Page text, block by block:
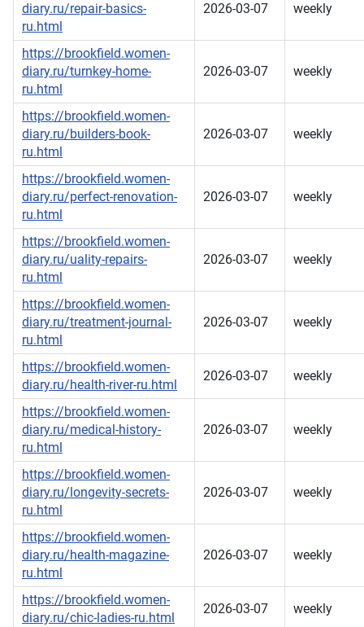
diary.ru/repair-basics-
ru.html
2026-03-07 weekly
https://brookfield.women-
diary.ru/turnkey-home-
ru.html
2026-03-07 weekly
https://brookfield.women-
diary.ru/builders-book-
ru.html
2026-03-07 weekly
https://brookfield.women-
diary.ru/perfect-renovation-
ru.html
2026-03-07 weekly
https://brookfield.women-
diary.ru/uality-repairs-
ru.html
2026-03-07 weekly
https://brookfield.women-
diary.ru/treatment-journal-
ru.html
2026-03-07 weekly
https://brookfield.women-
diary.ru/health-river-ru.html
2026-03-07 weekly
https://brookfield.women-
diary.ru/medical-history-
ru.html
2026-03-07 weekly
https://brookfield.women-
diary.ru/longevity-secrets-
ru.html
2026-03-07 weekly
https://brookfield.women-
diary.ru/health-magazine-
ru.html
2026-03-07 weekly
https://brookfield.women-
diary.ru/chic-ladies-ru.html
2026-03-07 weekly